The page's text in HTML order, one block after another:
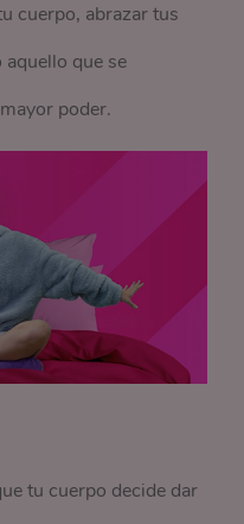
cuerpo, abrazar tus
que se
poder.
tu cuerpo decide dar